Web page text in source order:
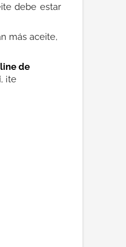
debe estar
más aceite,
de
¡te